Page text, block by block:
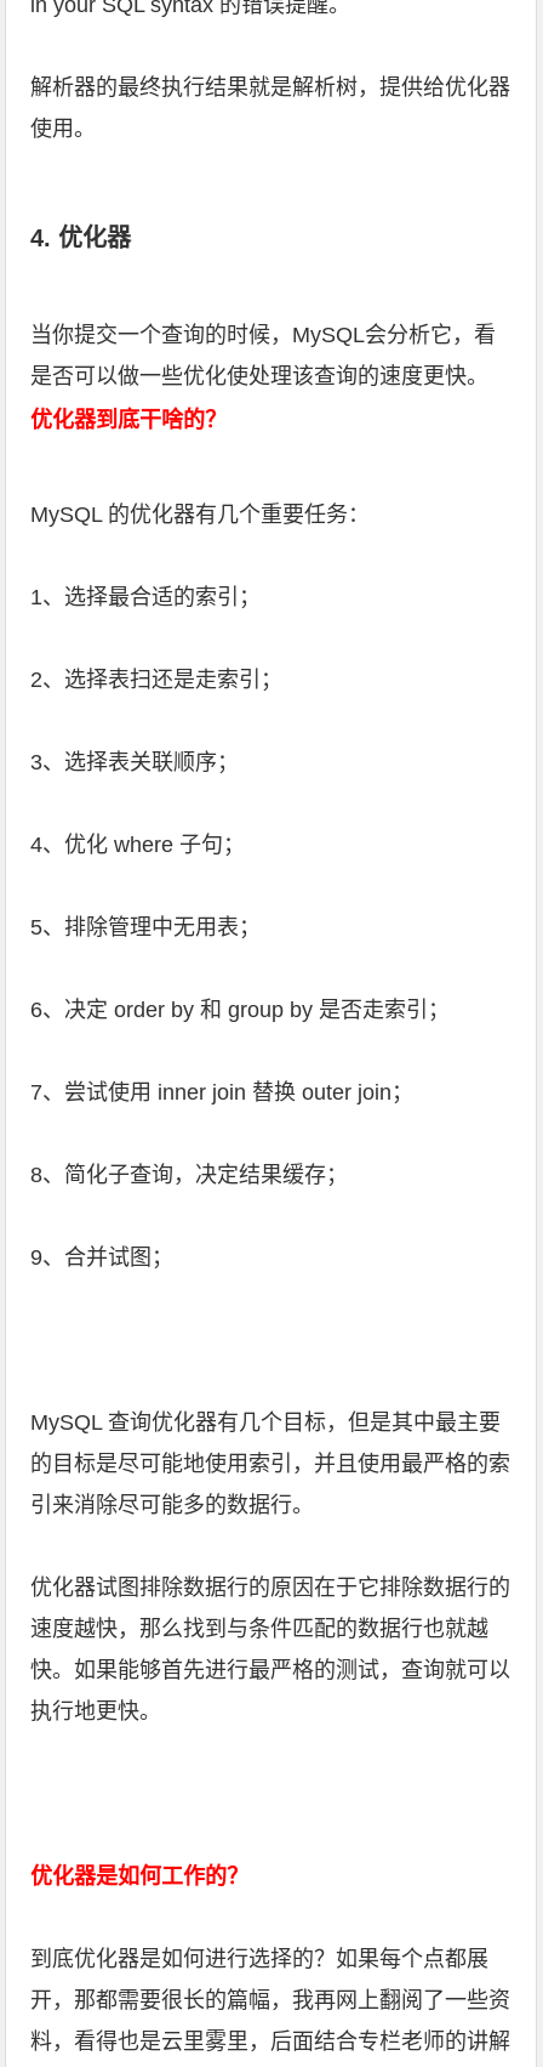
解析器的最终执行结果就是解析树，提供给优化器
使用。
4. 优化器
当你提交一个查询的时候，MySQL会分析它，看
是否可以做一些优化使处理该查询的速度更快。
优化器到底干啥的？
MySQL 的优化器有几个重要任务：
1、选择最合适的索引；
2、选择表扫还是走索引；
3、选择表关联顺序；
4、优化 where 子句；
5、排除管理中无用表；
6、决定 order by 和 group by 是否走索引；
7、尝试使用 inner join 替换 outer join；
8、简化子查询，决定结果缓存；
9、合并试图；
MySQL 查询优化器有几个目标，但是其中最主要
的目标是尽可能地使用索引，并且使用最严格的索
引来消除尽可能多的数据行。
优化器试图排除数据行的原因在于它排除数据行的
速度越快，那么找到与条件匹配的数据行也就越
快。如果能够首先进行最严格的测试，查询就可以
执行地更快。
优化器是如何工作的？
到底优化器是如何进行选择的？如果每个点都展
开，那都需要很长的篇幅，我再网上翻阅了一些资
料，看得也是云里雾里，后面结合专栏老师的讲解